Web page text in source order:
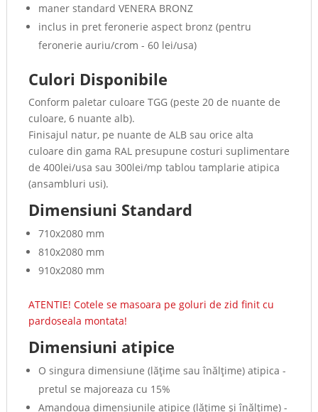
maner standard VENERA BRONZ
inclus in pret feronerie aspect bronz (pentru
feronerie auriu/crom - 60 lei/usa)
Culori Disponibile
Conform paletar culoare TGG (peste 20 de nuante de
culoare, 6 nuante alb).
Finisajul natur, pe nuante de ALB sau orice alta
culoare din gama RAL presupune costuri suplimentare
de 400lei/usa sau 300lei/mp tablou tamplarie atipica
(ansambluri usi).
Dimensiuni Standard
710x2080 mm
810x2080 mm
910x2080 mm
ATENTIE! Cotele se masoara pe goluri de zid finit cu
pardoseala montata!
Dimensiuni atipice
O singura dimensiune (lăţime sau înălţime) atipica -
pretul se majoreaza cu 15%
Amandoua dimensiunile atipice (lăţime şi înălţime) -